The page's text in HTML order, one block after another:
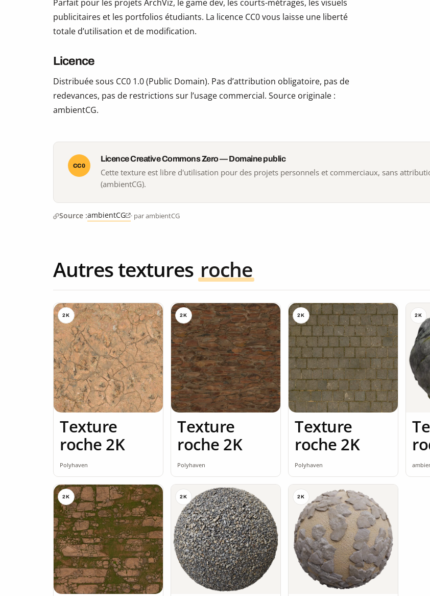
Parfait pour les projets ArchViz, le game dev, les courts-métrages, les visuels
publicitaires et les portfolios étudiants. La licence CC0 vous laisse une liberté
totale d’utilisation et de modification.
Licence
Distribuée sous CC0 1.0 (Public Domain). Pas d’attribution obligatoire, pas de
redevances, pas de restrictions sur l’usage commercial. Source originale :
ambientCG.
CC0
Licence Creative Commons Zero — Domaine public
Cette texture est libre d'utilisation pour des projets personnels et commerciaux, sans
(ambientCG).
Source :ambientCG · par ambientCG
Autres textures roche
2K
Texture
roche 2K
Polyhaven
2K
Texture
roche 2K
Polyhaven
2K
Texture
roche 2K
Polyhaven
2K
2K 2K 2K